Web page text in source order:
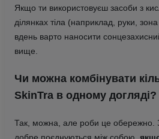
Якщо ти використовуєш засоби з
ділянках тіла (наприклад, руки,
вдень варто наносити
вище.
Чи можна комбінувати
SkinTra в одному догляді?
Так, можна, але роби це обережно.
добре поєднуються між собою,